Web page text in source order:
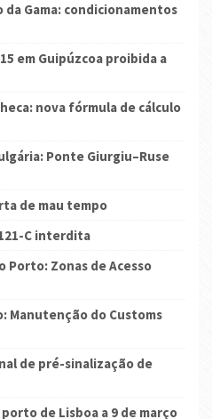
da Gama: condicionamentos
em Guipúzcoa proibida a
nova fórmula de cálculo
Ponte Giurgiu–Ruse
de mau tempo
C interdita
Porto: Zonas de Acesso
Manutenção do Customs
de pré-sinalização de
de Lisboa a 9 de março